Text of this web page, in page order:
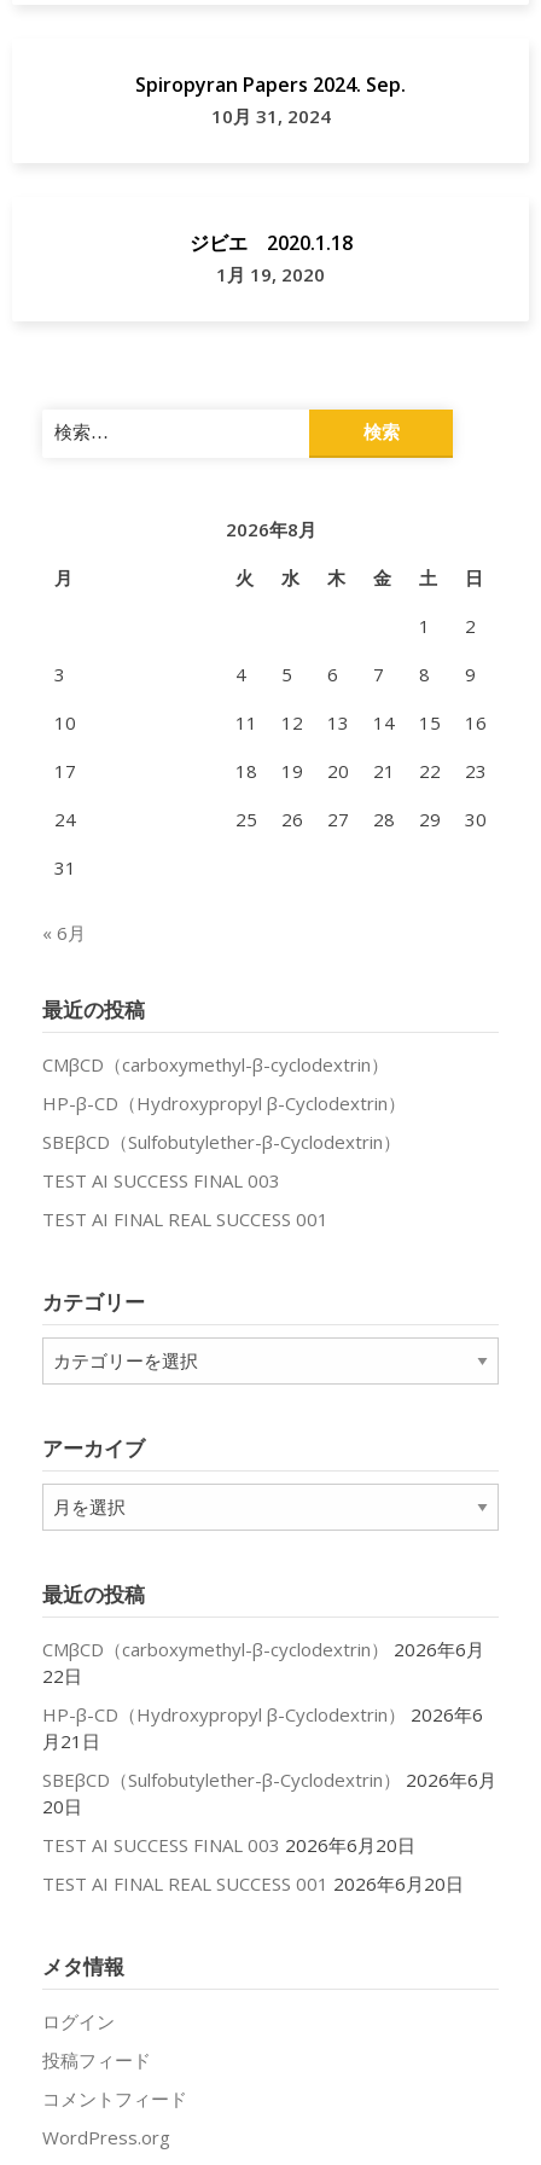
Spiropyran Papers 2024. Sep.
10月 31, 2024
ジビエ 2020.1.18
1月 19, 2020
検
索:
2026年8月
月
火 水 木 金 土
日
1
2
3
4 5 6 7 8
9
10
11 12 13 14 15
16
17
18 19 20 21 22
23
24
25 26 27 28 29
30
31
« 6月
最近の投稿
CMβCD（carboxymethyl-β-cyclodextrin）
HP-β-CD（Hydroxypropyl β-Cyclodextrin）
SBEβCD（Sulfobutylether-β-Cyclodextrin）
TEST AI SUCCESS FINAL 003
TEST AI FINAL REAL SUCCESS 001
カテゴリー
テ
ー
アーカイブ
ア
ー
ブ
最近の投稿
CMβCD（carboxymethyl-β-cyclodextrin）
2026年6月
22日
HP-β-CD（Hydroxypropyl β-Cyclodextrin）
2026年6
月21日
SBEβCD（Sulfobutylether-β-Cyclodextrin）
2026年6月
20日
TEST AI SUCCESS FINAL 003 2026年6月20日
TEST AI FINAL REAL SUCCESS 001 2026年6月20日
メタ情報
ログイン
投稿フィード
コメントフィード
WordPress.org